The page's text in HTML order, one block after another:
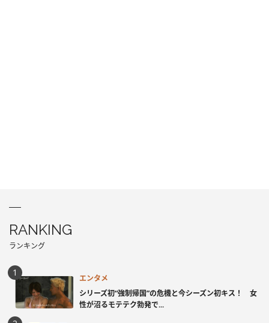
RANKING
ランキング
エンタメ
シリーズ初“強制帰国”の危機と今シーズン初キス！ 女
性が沼るモテテク勃発で...